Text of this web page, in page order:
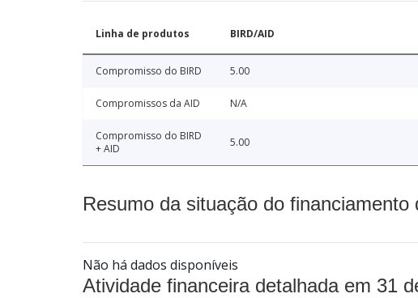
Linha de produtos BIRD/AID
Compromisso do BIRD 5.00
Compromissos da AID N/A
Compromisso do BIRD
+ AID
5.00
Resumo da situação do
Não há dados disponíveis
Atividade financeira detalhada em 31